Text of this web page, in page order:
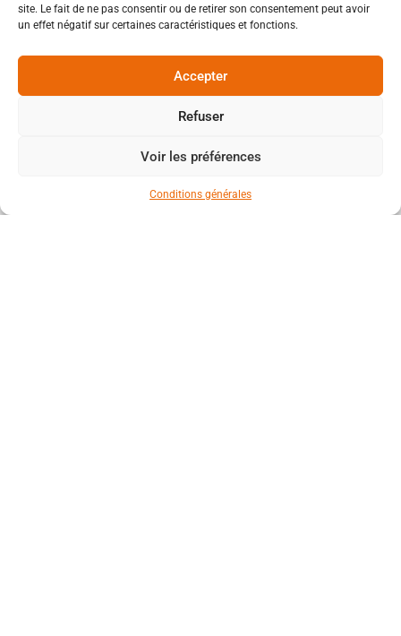
site. Le fait de ne pas consentir ou de retirer son consentement peut avoir
un effet négatif sur certaines caractéristiques et fonctions.
Accepter
Refuser
Voir les préférences
Conditions générales